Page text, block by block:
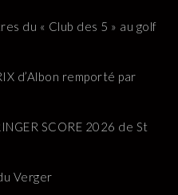
du « Club des 5 » au golf
d’Albon remporté par
SCORE 2026 de St
Verger